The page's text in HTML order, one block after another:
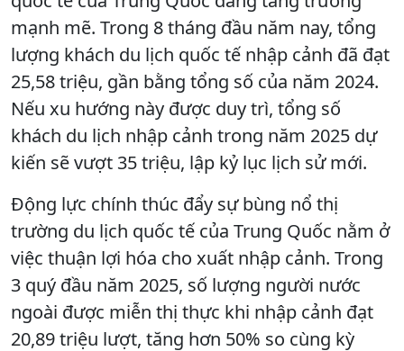
mạnh mẽ. Trong 8 tháng đầu năm nay, tổng
lượng khách du lịch quốc tế nhập cảnh đã đạt
25,58 triệu, gần bằng tổng số của năm 2024.
Nếu xu hướng này được duy trì, tổng số
khách du lịch nhập cảnh trong năm 2025 dự
kiến ​​sẽ vượt 35 triệu, lập kỷ lục lịch sử mới.
Động lực chính thúc đẩy sự bùng nổ thị
trường du lịch quốc tế của Trung Quốc nằm ở
việc thuận lợi hóa cho xuất nhập cảnh. Trong
3 quý đầu năm 2025, số lượng người nước
ngoài được miễn thị thực khi nhập cảnh đạt
20,89 triệu lượt, tăng hơn 50% so cùng kỳ